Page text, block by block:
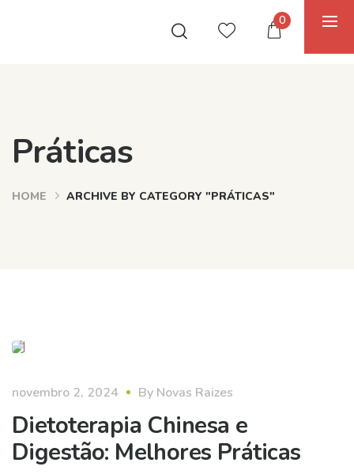
0
Práticas
HOME ARCHIVE BY CATEGORY "PRÁTICAS"
novembro 2, 2024 By Novas Raizes
Dietoterapia Chinesa e
Digestão: Melhores Práticas